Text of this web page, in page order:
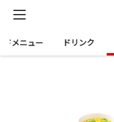
ドメニュー ドリンク